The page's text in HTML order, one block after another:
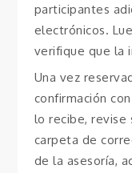
participantes
electrónicos.
verifique que la
Una vez
confirmación
lo recibe, revise
carpeta de
de la asesoría,